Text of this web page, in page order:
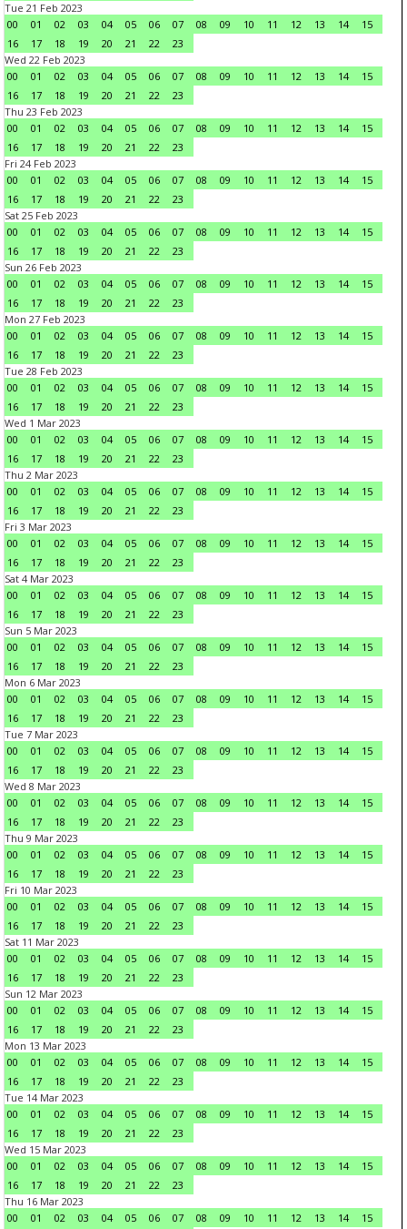
Tue 21 Feb 2023
00
01 02 03 04 05 06 07 08 09 10 11 12 13 14
15
16
17 18 19 20 21 22
23
Wed 22 Feb 2023
00
01 02 03 04 05 06 07 08 09 10 11 12 13 14
15
16
17 18 19 20 21 22
23
Thu 23 Feb 2023
00
01 02 03 04 05 06 07 08 09 10 11 12 13 14
15
16
17 18 19 20 21 22
23
Fri 24 Feb 2023
00
01 02 03 04 05 06 07 08 09 10 11 12 13 14
15
16
17 18 19 20 21 22
23
Sat 25 Feb 2023
00
01 02 03 04 05 06 07 08 09 10 11 12 13 14
15
16
17 18 19 20 21 22
23
Sun 26 Feb 2023
00
01 02 03 04 05 06 07 08 09 10 11 12 13 14
15
16
17 18 19 20 21 22
23
Mon 27 Feb 2023
00
01 02 03 04 05 06 07 08 09 10 11 12 13 14
15
16
17 18 19 20 21 22
23
Tue 28 Feb 2023
00
01 02 03 04 05 06 07 08 09 10 11 12 13 14
15
16
17 18 19 20 21 22
23
Wed 1 Mar 2023
00
01 02 03 04 05 06 07 08 09 10 11 12 13 14
15
16
17 18 19 20 21 22
23
Thu 2 Mar 2023
00
01 02 03 04 05 06 07 08 09 10 11 12 13 14
15
16
17 18 19 20 21 22
23
Fri 3 Mar 2023
00
01 02 03 04 05 06 07 08 09 10 11 12 13 14
15
16
17 18 19 20 21 22
23
Sat 4 Mar 2023
00
01 02 03 04 05 06 07 08 09 10 11 12 13 14
15
16
17 18 19 20 21 22
23
Sun 5 Mar 2023
00
01 02 03 04 05 06 07 08 09 10 11 12 13 14
15
16
17 18 19 20 21 22
23
Mon 6 Mar 2023
00
01 02 03 04 05 06 07 08 09 10 11 12 13 14
15
16
17 18 19 20 21 22
23
Tue 7 Mar 2023
00
01 02 03 04 05 06 07 08 09 10 11 12 13 14
15
16
17 18 19 20 21 22
23
Wed 8 Mar 2023
00
01 02 03 04 05 06 07 08 09 10 11 12 13 14
15
16
17 18 19 20 21 22
23
Thu 9 Mar 2023
00
01 02 03 04 05 06 07 08 09 10 11 12 13 14
15
16
17 18 19 20 21 22
23
Fri 10 Mar 2023
00
01 02 03 04 05 06 07 08 09 10 11 12 13 14
15
16
17 18 19 20 21 22
23
Sat 11 Mar 2023
00
01 02 03 04 05 06 07 08 09 10 11 12 13 14
15
16
17 18 19 20 21 22
23
Sun 12 Mar 2023
00
01 02 03 04 05 06 07 08 09 10 11 12 13 14
15
16
17 18 19 20 21 22
23
Mon 13 Mar 2023
00
01 02 03 04 05 06 07 08 09 10 11 12 13 14
15
16
17 18 19 20 21 22
23
Tue 14 Mar 2023
00
01 02 03 04 05 06 07 08 09 10 11 12 13 14
15
16
17 18 19 20 21 22
23
Wed 15 Mar 2023
00
01 02 03 04 05 06 07 08 09 10 11 12 13 14
15
16
17 18 19 20 21 22
23
Thu 16 Mar 2023
00
01 02 03 04 05 06 07 08 09 10 11 12 13 14 15